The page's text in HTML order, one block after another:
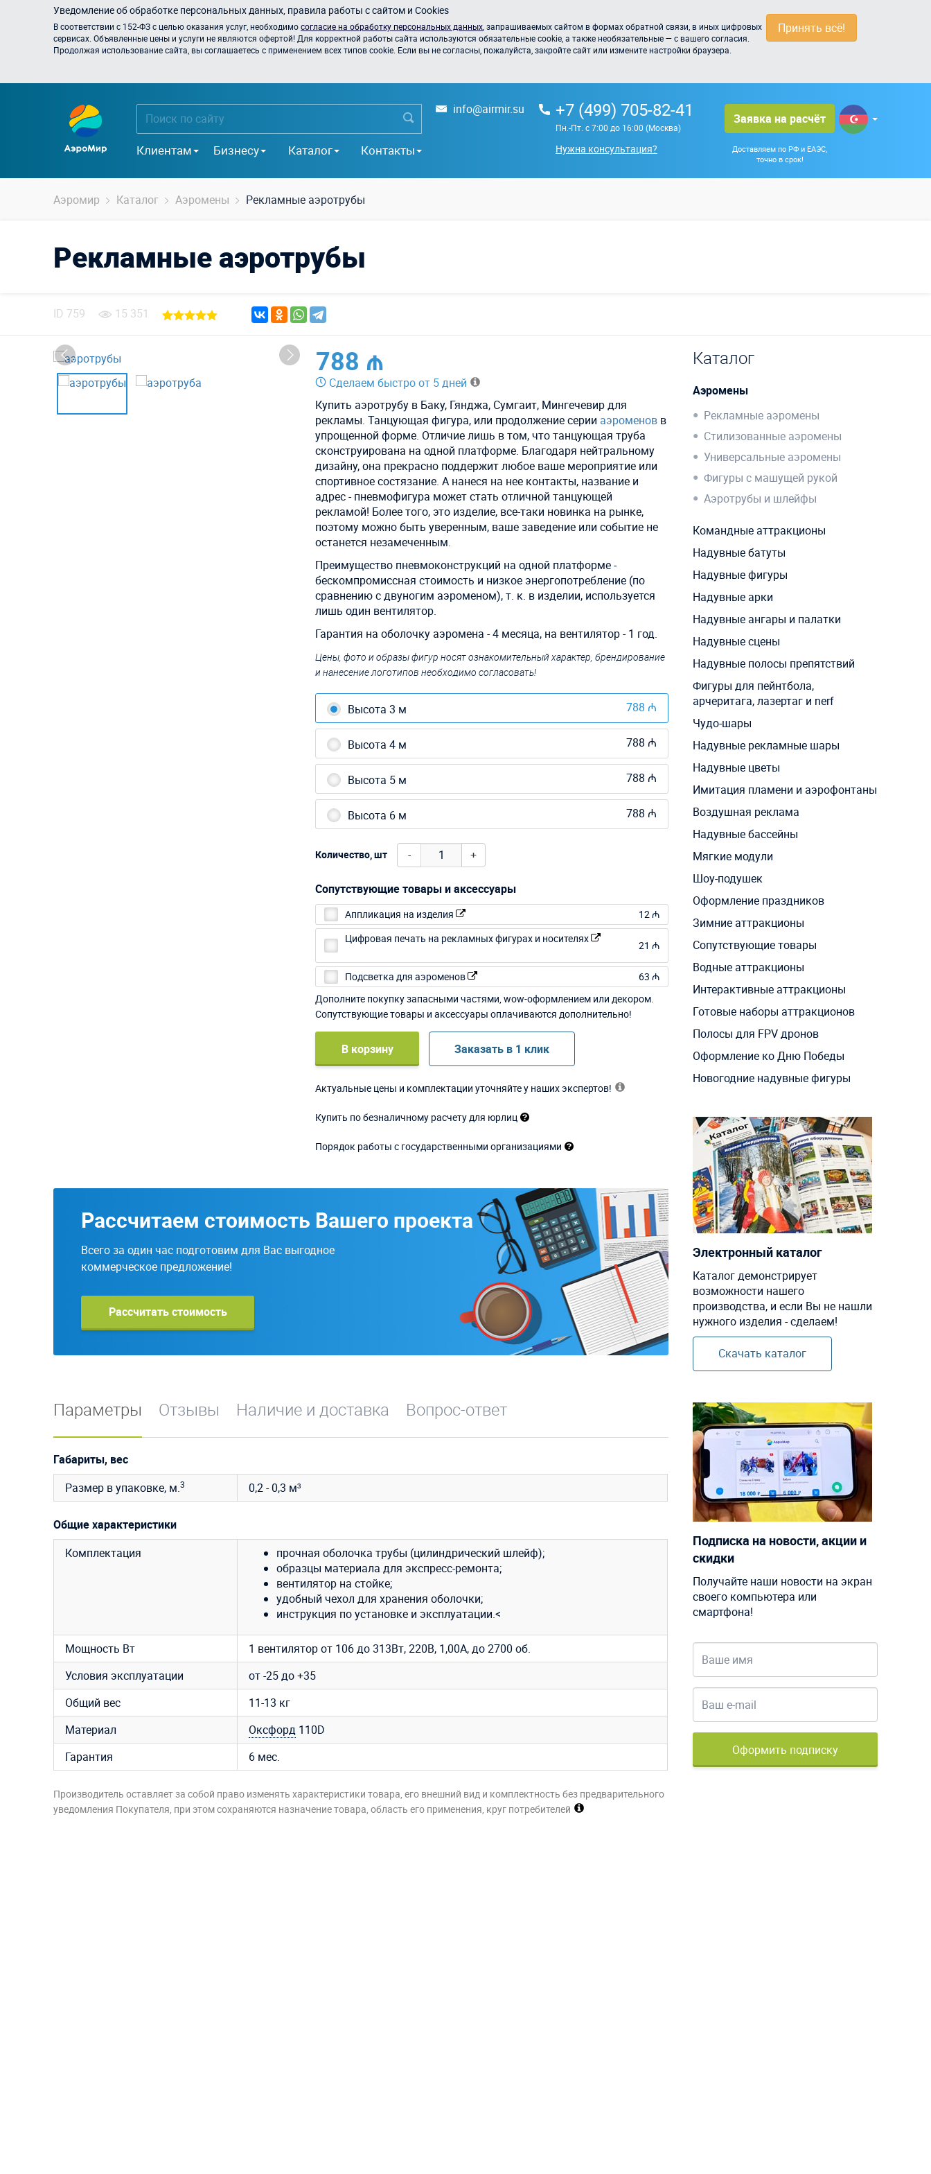
Принять всё!
Уведомление об обработке персональных данных, правила работы с сайтом и Cookies
В соответствии с 152-ФЗ с целью оказания услуг, необходимосогласие на обработку персональных данных , запрашиваемых сайтом в формах обратной связи, в иных цифровых
сервисах. Объявленные цены и услуги не являются офертой! Для корректной работы сайта используются обязательные cookie, а также необязательные — с вашего согласия.
Продолжая использование сайта, вы соглашаетесь с применением всех типов cookie. Если вы не согласны, пожалуйста, закройте сайт или измените настройки браузера.
Клиентам Бизнесу Каталог Контакты
info@airmir.su +7 (499) 705-82-41
Пн.-Пт. с 7:00 до 16:00 (Москва)
Нужна консультация?
Заявка на расчёт
Доставляем по РФ и ЕАЭС,
точно в срок!
Аэромир Каталог Аэромены Рекламные аэротрубы
Рекламные аэротрубы
ID 759 15 351
788 ₼
Сделаем быстро от 5 дней
Купить аэротрубу в Баку, Гянджа, Сумгаит, Мингечевир для
рекламы. Танцующая фигура, или продолжение серии аэроменов в
упрощенной форме. Отличие лишь в том, что танцующая труба
сконструирована на одной платформе. Благодаря нейтральному
дизайну, она прекрасно поддержит любое ваше мероприятие или
спортивное состязание. А нанеся на нее контакты, название и
адрес - пневмофигура может стать отличной танцующей
рекламой! Более того, это изделие, все-таки новинка на рынке,
поэтому можно быть уверенным, ваше заведение или событие не
останется незамеченным.
Преимущество пневмоконструкций на одной платформе -
бескомпромиссная стоимость и низкое энергопотребление (по
сравнению с двуногим аэроменом), т. к. в изделии, используется
лишь один вентилятор.
Гарантия на оболочку аэромена - 4 месяца, на вентилятор - 1 год.
Цены, фото и образы фигур носят ознакомительный характер, брендирование
и нанесение логотипов необходимо согласовать!
Высота 3 м 788 ₼
Высота 4 м 788 ₼
Высота 5 м 788 ₼
Высота 6 м 788 ₼
Количество, шт - +
Сопутствующие товары и аксессуары
Аппликация на изделия
12 ₼
Цифровая печать на рекламных фигурах и носителях
21 ₼
Подсветка для аэроменов
63 ₼
Дополните покупку запасными частями, wow-оформлением или декором.
Сопутствующие товары и аксессуары оплачиваются дополнительно!
В корзину Заказать в 1 клик
Актуальные цены и комплектации уточняйте у наших экспертов!
Купить по безналичному расчету для юрлиц
Порядок работы с государственными организациями
Рассчитаем стоимость Вашего проекта
Всего за один час подготовим для Вас выгодное
коммерческое предложение!
Рассчитать стоимость
Параметры Отзывы Наличие и доставка Вопрос-ответ
Габариты, вес
Размер в упаковке, м.3 0,2 - 0,3 м³
Общие характеристики
Комплектация
прочная оболочка трубы (цилиндрический шлейф);
образцы материала для экспресс-ремонта;
вентилятор на стойке;
удобный чехол для хранения оболочки;
инструкция по установке и эксплуатации.<
Мощность Вт
1 вентилятор от 106 до 313Вт, 220В, 1,00A, до 2700 об.
Условия эксплуатации
от -25 до +35
Общий вес
11-13 кг
Материал
Оксфорд 110D
Гарантия
6 мес.
Производитель оставляет за собой право изменять характеристики товара, его внешний вид и комплектность без предварительного
уведомления Покупателя, при этом сохраняются назначение товара, область его применения, круг потребителей
Каталог
Аэромены
Рекламные аэромены
Стилизованные аэромены
Универсальные аэромены
Фигуры с машущей рукой
Аэротрубы и шлейфы
Командные аттракционы
Надувные батуты
Надувные фигуры
Надувные арки
Надувные ангары и палатки
Надувные сцены
Надувные полосы препятствий
Фигуры для пейнтбола,
арчеритага, лазертаг и nerf
Чудо-шары
Надувные рекламные шары
Надувные цветы
Имитация пламени и аэрофонтаны
Воздушная реклама
Надувные бассейны
Мягкие модули
Шоу-подушек
Оформление праздников
Зимние аттракционы
Сопутствующие товары
Водные аттракционы
Интерактивные аттракционы
Готовые наборы аттракционов
Полосы для FPV дронов
Оформление ко Дню Победы
Новогодние надувные фигуры
Электронный каталог
Каталог демонстрирует
возможности нашего
производства, и если Вы не нашли
нужного изделия - сделаем!
Скачать каталог
Подписка на новости, акции и
скидки
Получайте наши новости на экран
своего компьютера или
смартфона!
Оформить подписку